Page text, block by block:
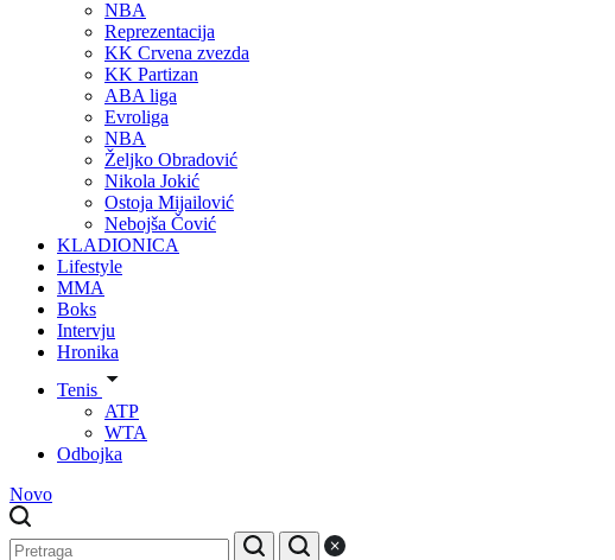
NBA
Reprezentacija
KK Crvena zvezda
KK Partizan
ABA liga
Evroliga
NBA
Željko Obradović
Nikola Jokić
Ostoja Mijailović
Nebojša Čović
KLADIONICA
Lifestyle
MMA
Boks
Intervju
Hronika
Tenis
ATP
WTA
Odbojka
Novo